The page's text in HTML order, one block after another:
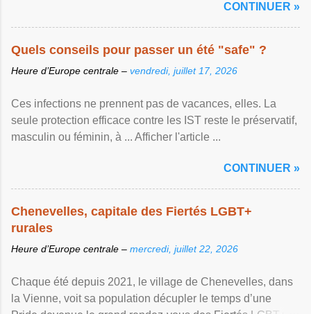
CONTINUER »
Quels conseils pour passer un été "safe" ?
Heure d’Europe centrale – vendredi, juillet 17, 2026
Ces infections ne prennent pas de vacances, elles. La
seule protection efficace contre les IST reste le préservatif,
masculin ou féminin, à ... Afficher l'article ...
CONTINUER »
Chenevelles, capitale des Fiertés LGBT+
rurales
Heure d’Europe centrale – mercredi, juillet 22, 2026
Chaque été depuis 2021, le village de Chenevelles, dans
la Vienne, voit sa population décupler le temps d’une